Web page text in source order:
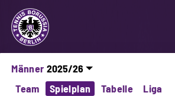
Männer
Team
Spielplan Tabelle Liga